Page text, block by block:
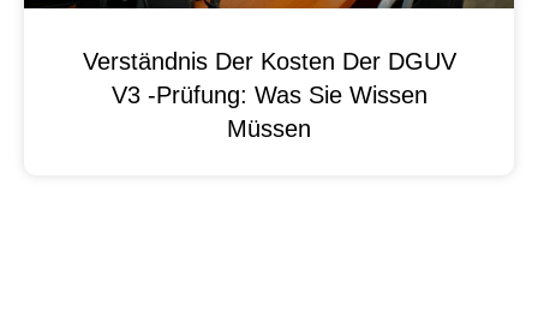
Verständnis Der Kosten Der DGUV
V3 -Prüfung: Was Sie Wissen
Müssen